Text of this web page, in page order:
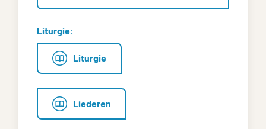
Liturgie:
Liturgie
Liederen